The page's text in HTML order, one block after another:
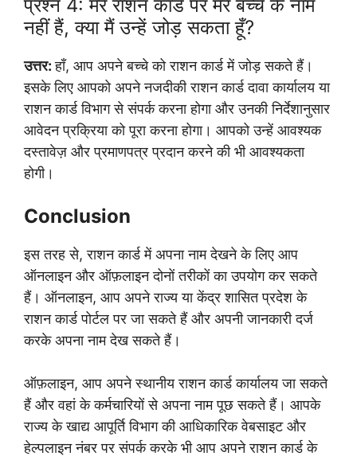
प्रश्न 4: मेरे राशन कार्ड पर मेरे बच्चे के नाम
नहीं हैं, क्या मैं उन्हें जोड़ सकता हूँ?
उत्तर:हाँ, आप अपने बच्चे को राशन कार्ड में जोड़ सकते हैं।
इसके लिए आपको अपने नजदीकी राशन कार्ड दावा कार्यालय या
राशन कार्ड विभाग से संपर्क करना होगा और उनकी निर्देशानुसार
आवेदन प्रक्रिया को पूरा करना होगा। आपको उन्हें आवश्यक
दस्तावेज़ और प्रमाणपत्र प्रदान करने की भी आवश्यकता
होगी।
Conclusion
इस तरह से, राशन कार्ड में अपना नाम देखने के लिए आप
ऑनलाइन और ऑफ़लाइन दोनों तरीकों का उपयोग कर सकते
हैं। ऑनलाइन, आप अपने राज्य या केंद्र शासित प्रदेश के
राशन कार्ड पोर्टल पर जा सकते हैं और अपनी जानकारी दर्ज
करके अपना नाम देख सकते हैं।
ऑफ़लाइन, आप अपने स्थानीय राशन कार्ड कार्यालय जा सकते
हैं और वहां के कर्मचारियों से अपना नाम पूछ सकते हैं। आपके
राज्य के खाद्य आपूर्ति विभाग की आधिकारिक वेबसाइट और
हेल्पलाइन नंबर पर संपर्क करके भी आप अपने राशन कार्ड के